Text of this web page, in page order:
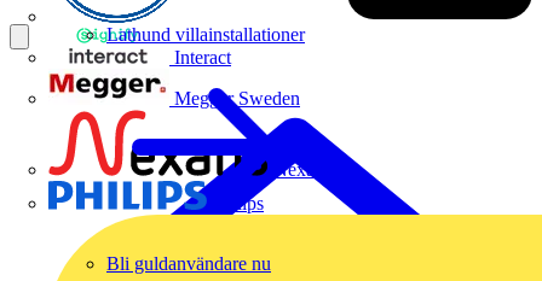
Interact
Megger Sweden
Nexans
Philips
Lathund villainstallationer
Bli guldanvändare nu